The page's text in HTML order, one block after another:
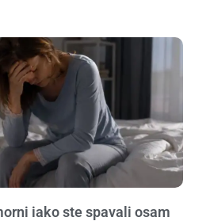
iako ste spavali osam